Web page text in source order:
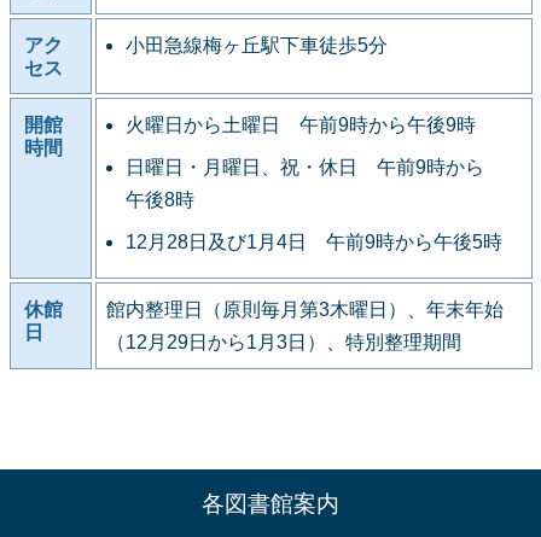
アク
セス
小田急線梅ヶ丘駅下車徒歩5分
開館
時間
火曜日から土曜日 午前9時から午後9時
日曜日・月曜日、祝・休日 午前9時から
午後8時
12月28日及び1月4日 午前9時から午後5時
休館
日
館内整理日（原則毎月第3木曜日）、年末年始
（12月29日から1月3日）、特別整理期間
各図書館案内